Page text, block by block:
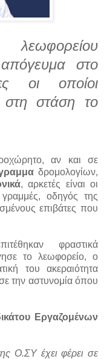
στο
οι οποίοι
στάση το
αν και σε
δρομολογίων,
, αρκετές είναι οι
γραμμές, οδηγός της
επιβάτες που
φραστικά
το λεωφορείο, ο
του ακεραιότητα
την αστυνομία όπου
Εργαζομένων
Ο.ΣΥ έχει φέρει σε